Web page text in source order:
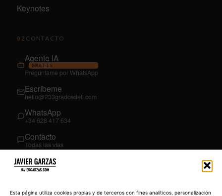
Esta página utiliza cookies propias y de terceros con fines analíticos, personalización
Keynotes
02 CONTACTO
Agente IA
GRATIS
Pregúntame por WhatsApp
Escríbeme
hello@233gradosdeti.com
WhatsApp
+34 628 417 634
Contacto
Todas las vías
03SÍGUEME
YouTube